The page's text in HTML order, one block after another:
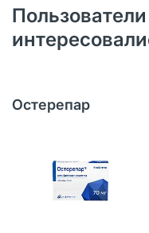
Остерепар